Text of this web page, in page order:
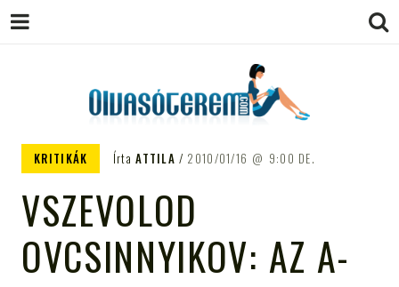
OLVASÓTEREM.COM – AZ
TÁMOGATÓJA
KRITIKÁK ÍrtaATTILA 2010/01/16 9:00 DE.
VSZEVOLOD
OVCSINNYIKOV: AZ A-